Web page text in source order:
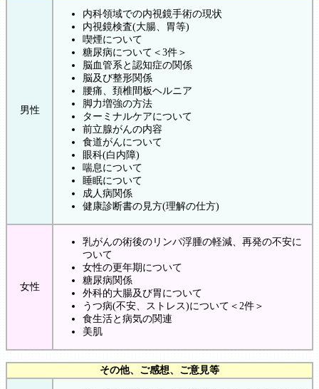
男性
内科領域での内視鏡手術の現状
内視鏡検査(大腸、胃等)
喫煙について
糖尿病について＜3件＞
脳血管系と認知症の関係
脳及び整形関係
腰痛、頚椎間板ヘルニア
脚力増強の方法
ターミナルケアについて
前立腺がんの内容
食道がんについて
眼科(白内障)
喘息について
睡眠について
成人病関係
健康診断書の見方(理解の仕方)
女性
乳がんの術後のリンパ浮腫の軽減、再発の不安に
ついて
女性の更年期について
糖尿病関係
外科的大腸及び胃について
うつ病(不安、ストレス)について＜2件＞
食生活と病気の関連
美肌
その他、ご感想、ご意見等